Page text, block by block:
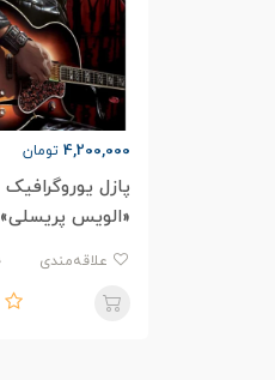
4,200,000 تومان
«الویس پریسلی» 0813-6000